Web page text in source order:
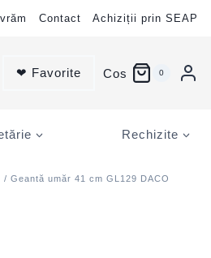
Contact Achiziții prin SEAP
❤ Favorite Cos 0
Rechizite
/ Geantă umăr 41 cm GL129 DACO